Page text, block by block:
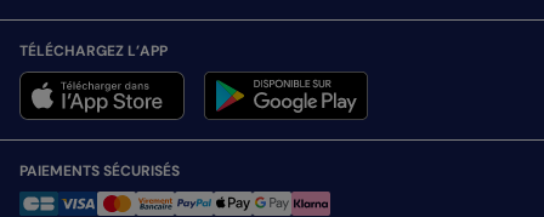
TÉLÉCHARGEZ L’APP
PAIEMENTS SÉCURISÉS